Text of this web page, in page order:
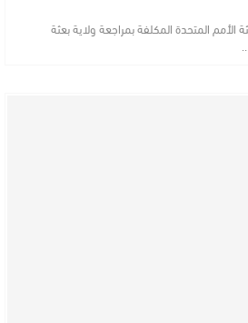
الأمم المتحدة المكلفة بمراجعة ولاية بعثة